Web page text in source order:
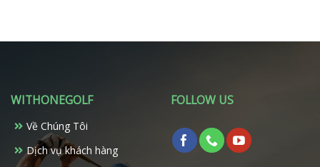
có
thể
WITHONEGOLF
Về Chúng Tôi
Dịch vụ khách hàng
FOLLOW US